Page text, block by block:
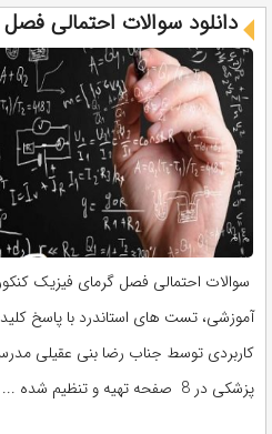
دانلود سوالات احتمالی
سوالات احتمالی فصل گرمای فیزیک
آموزشی، تست های استاندرد با پاسخ
کاربردی توسط جناب رضا بنی عقیلی
پزشکی در 8 صفحه تهیه و تنظیم شده ...